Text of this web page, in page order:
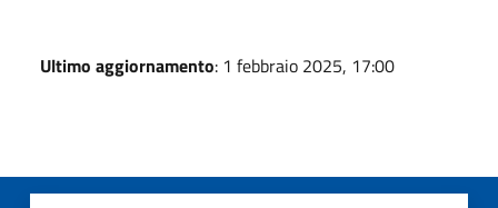
Ultimo aggiornamento: 1 febbraio 2025, 17:00